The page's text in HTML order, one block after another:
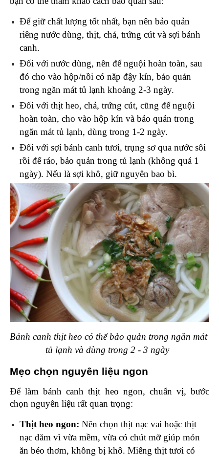
Để giữ chất lượng tốt nhất, bạn nên bảo quản
riêng nước dùng, thịt, chả, trứng cút và sợi bánh
canh.
Đối với nước dùng, nên để nguội hoàn toàn, sau
đó cho vào hộp/nồi có nắp đậy kín, bảo quản
trong ngăn mát tủ lạnh khoảng 2-3 ngày.
Đối với thịt heo, chả, trứng cút, cũng để nguội
hoàn toàn, cho vào hộp kín và bảo quản trong
ngăn mát tủ lạnh, dùng trong 1-2 ngày.
Đối với sợi bánh canh tươi, trụng sơ qua nước sôi
rồi để ráo, bảo quản trong tủ lạnh (không quá 1
ngày). Nếu là sợi khô, giữ nguyên bao bì.
Bánh canh thịt heo có thể bảo quản trong ngăn mát
tủ lạnh và dùng trong 2 - 3 ngày
Mẹo chọn nguyên liệu ngon
Để làm bánh canh thịt heo ngon, chuẩn vị, bước
chọn nguyên liệu rất quan trọng:
Thịt heo ngon: Nên chọn thịt nạc vai hoặc thịt
nạc dăm vì vừa mềm, vừa có chút mỡ giúp món
ăn béo thơm, không bị khô. Miếng thịt tươi có